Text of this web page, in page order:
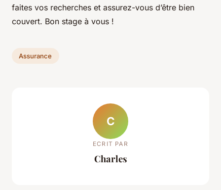
faites vos recherches et assurez-vous d’être bien
couvert. Bon stage à vous !
Assurance
C
ECRIT PAR
Charles